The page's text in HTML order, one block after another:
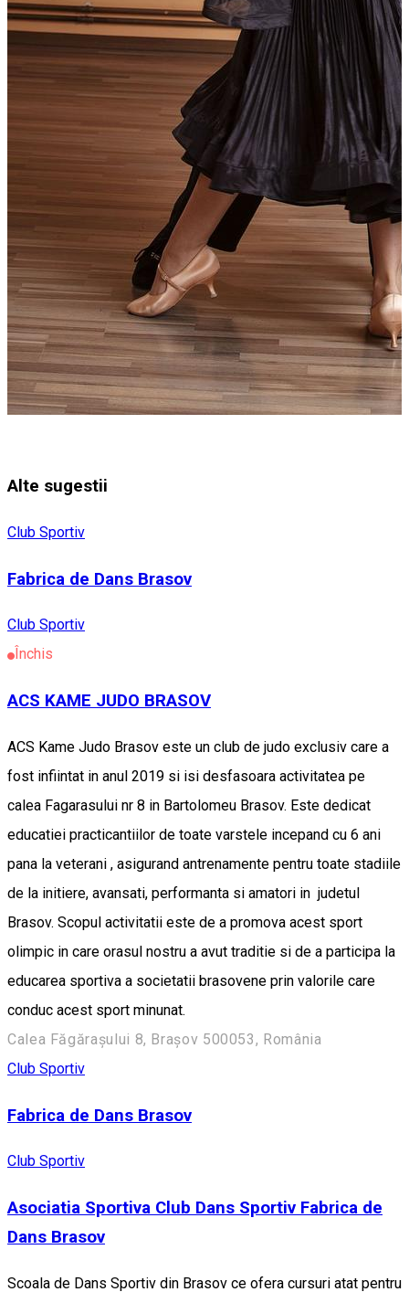
Alte sugestii
Club Sportiv
Fabrica de Dans Brasov
Club Sportiv
Închis
ACS KAME JUDO BRASOV
ACS Kame Judo Brasov este un club de judo exclusiv care a
fost infiintat in anul 2019 si isi desfasoara activitatea pe
calea Fagarasului nr 8 in Bartolomeu Brasov. Este dedicat
educatiei practicantiilor de toate varstele incepand cu 6 ani
pana la veterani , asigurand antrenamente pentru toate stadiile
de la initiere, avansati, performanta si amatori in judetul
Brasov. Scopul activitatii este de a promova acest sport
olimpic in care orasul nostru a avut traditie si de a participa la
educarea sportiva a societatii brasovene prin valorile care
conduc acest sport minunat.
Calea Făgărașului 8, Brașov 500053, România
Club Sportiv
Fabrica de Dans Brasov
Club Sportiv
Asociatia Sportiva Club Dans Sportiv Fabrica de
Dans Brasov
Scoala de Dans Sportiv din Brasov ce ofera cursuri atat pentru